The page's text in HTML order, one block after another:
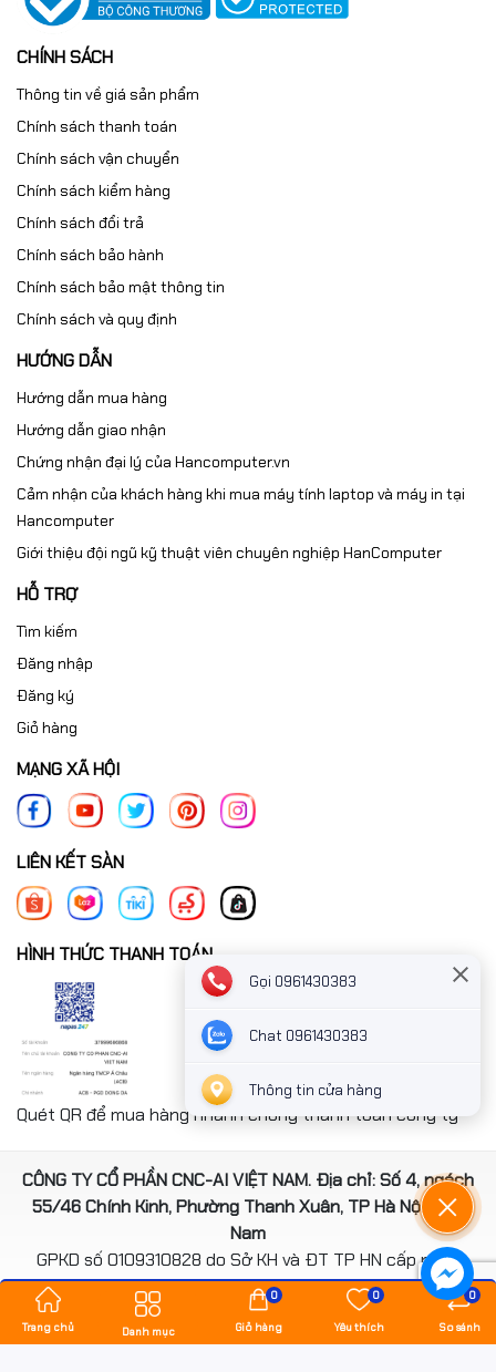
CHÍNH SÁCH
Thông tin về giá sản phẩm
Chính sách thanh toán
Chính sách vận chuyển
Chính sách kiểm hàng
Chính sách đổi trả
Chính sách bảo hành
Chính sách bảo mật thông tin
Chính sách và quy định
HƯỚNG DẪN
Hướng dẫn mua hàng
Hướng dẫn giao nhận
Chứng nhận đại lý của Hancomputer.vn
Cảm nhận của khách hàng khi mua máy tính laptop và máy in tại
Hancomputer
Giới thiệu đội ngũ kỹ thuật viên chuyên nghiệp HanComputer
HỖ TRỢ
Tìm kiếm
Đăng nhập
Đăng ký
Giỏ hàng
MẠNG XÃ HỘI
LIÊN KẾT SÀN
HÌNH THỨC THANH TOÁN
Quét QR để mua hàng nhanh chóng thanh toán công ty
CÔNG TY CỔ PHẦN CNC-AI VIỆT NAM. Địa chỉ: Số 4, ngách
55/46 Chính Kinh, Phường Thanh Xuân, TP Hà Nội, Việt
Nam
GPKD số 0109310828 do Sở KH và ĐT TP HN cấp ngày
14/08/2020
*** Website đã đươc cấp phép của Bộ Công Thương
Trang chủ Danh mục Giỏ hàng
0
Yêu thích
0
So sánh
0
Gọi 0961430383
Chat 0961430383
Thông tin cửa hàng